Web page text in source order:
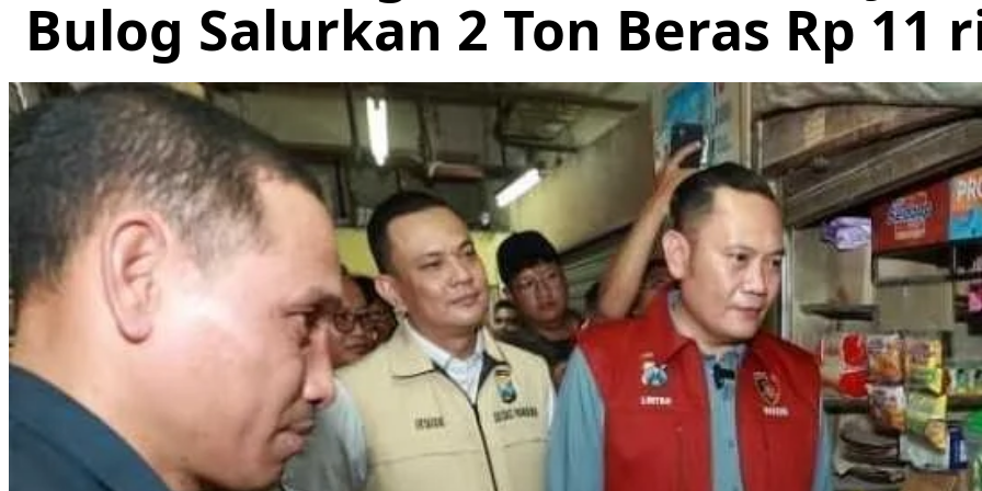
Bulog Salurkan 2 Ton Beras Rp 11